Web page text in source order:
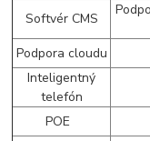
Softvér CMS
Podpora cloudu
Inteligentný
telefón
POE